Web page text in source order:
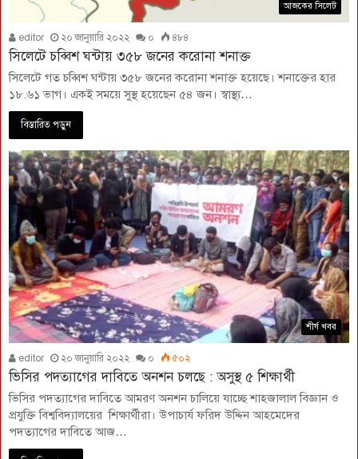
আজকের সিলেট
editor ২০ জানুয়ারি ২০২২ ০ ৪৮৪
সিলেটে চব্বিশ ঘন্টায় ৩৫৮ জনের করোনা শনাক্ত
সিলেটে গত চব্বিশ ঘন্টায় ৩৫৮ জনের করোনা শনাক্ত হয়েছে। শনাক্তের হার
১৮.৬১ ভাগ। একই সময়ে সুস্থ হয়েছেন ৫৪ জন। স্বাস্থ্য…
বিস্তারিত পড়ুন
শীর্ষ খবর
editor ২০ জানুয়ারি ২০২২ ০ ৫০২
ভিসির পদত্যাগের দাবিতে অনশন চলছে : অসুস্থ ৫ শিক্ষার্থী
ভিসির পদত্যাগের দাবিতে আমরণ অনশন চালিয়ে যাচ্ছে শাহজালাল বিজ্ঞান ও
প্রযুক্তি বিশ্ববিদ্যালয়ের শিক্ষার্থীরা। উপাচার্য ফরিদ উদ্দিন আহমেদের
পদত্যাগের দাবিতে আজ…